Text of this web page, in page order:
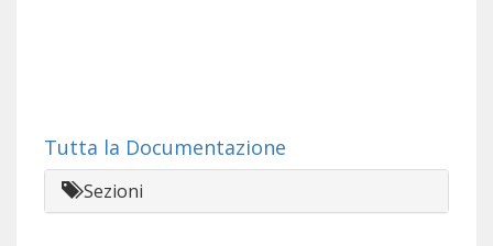
Tutta la Documentazione
Sezioni